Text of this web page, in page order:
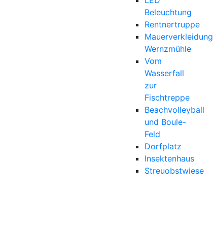
Beleuchtung
Rentnertruppe
Mauerverkleidung
Wernzmühle
Vom
Wasserfall
zur
Fischtreppe
Beachvolleyball
und Boule-
Feld
Dorfplatz
Insektenhaus
Streuobstwiese